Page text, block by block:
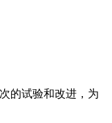
的试验和改进，为